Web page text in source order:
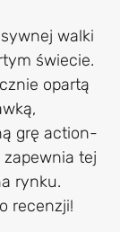
walki
świecie.
opartą
grę action-
tej
rynku.
recenzji!